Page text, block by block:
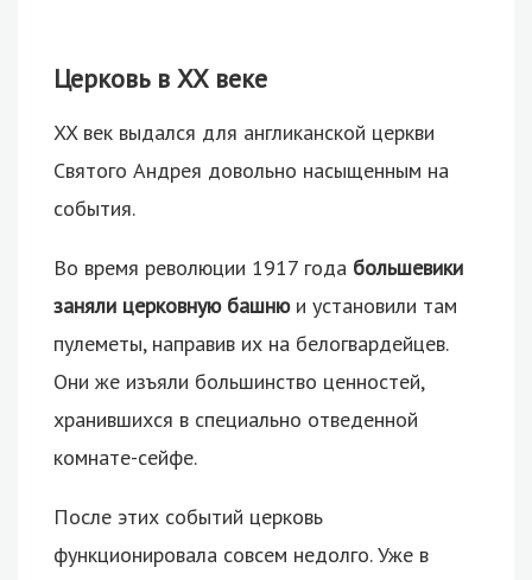
Церковь в XX веке
XX век выдался для англиканской церкви
Святого Андрея довольно насыщенным на
события.
Во время революции 1917 года большевики
заняли церковную башнюи установили там
пулеметы, направив их на белогвардейцев.
Они же изъяли большинство ценностей,
хранившихся в специально отведенной
комнате-сейфе.
После этих событий церковь
функционировала совсем недолго. Уже в